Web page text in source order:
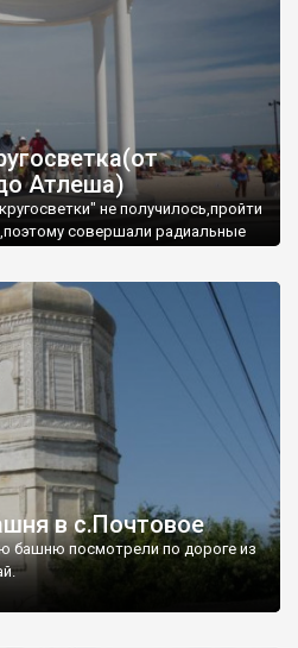
Атлеша)
не получилось,пройти
совершали радиальные
в с.Почтовое
башню посмотрели по дороге из